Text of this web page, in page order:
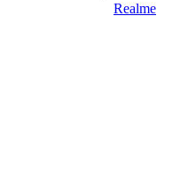
Realme